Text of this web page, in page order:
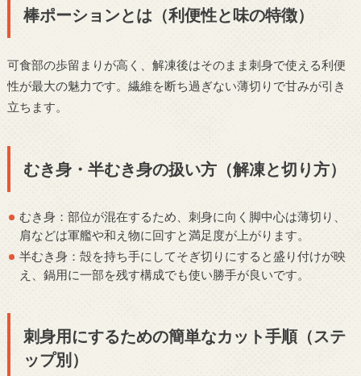
棒ポーションとは（利便性と味の特徴）
可食部の歩留まりが高く、解凍後はそのまま刺身で使える利便
性が最大の魅力です。繊維を断ち過ぎない薄切りで甘みが引き
立ちます。
むき身・半むき身の扱い方（解凍と切り方）
むき身：部位が混在するため、刺身に向く脚中心は薄切り、
肩などは軍艦や和え物に回すと満足度が上がります。
半むき身：殻を持ち手にしてそぎ切りにすると盛り付けが映
え、鍋用に一部を残す構成でも使い勝手が良いです。
刺身用にするための簡単なカット手順（ステ
ップ別）